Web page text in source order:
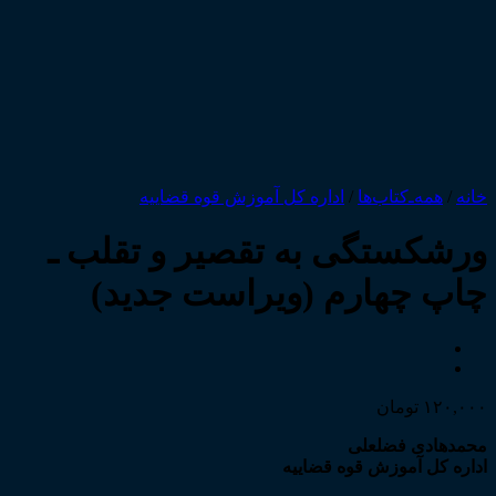
خانه / همه‌ـ‌کتاب‌ها / اداره کل آموزش قوه قضاییه
ورشکستگی به تقصیر و تقلب ـ
چاپ چهارم (ویراست جدید)
۱۲۰,۰۰۰ تومان
محمدهادی فضلعلی
اداره کل آموزش قوه قضاییه